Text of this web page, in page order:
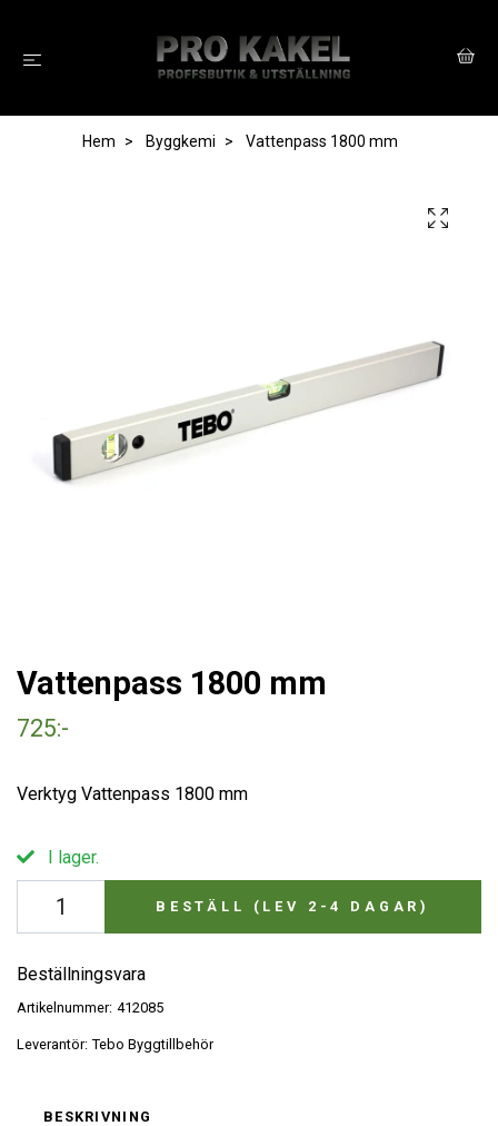
Hem Byggkemi Vattenpass 1800 mm
Vattenpass 1800 mm
725:-
Verktyg Vattenpass 1800 mm
I lager.
BESTÄLL (LEV 2-4 DAGAR)
Beställningsvara
Artikelnummer: 412085
Leverantör: Tebo Byggtillbehör
BESKRIVNING